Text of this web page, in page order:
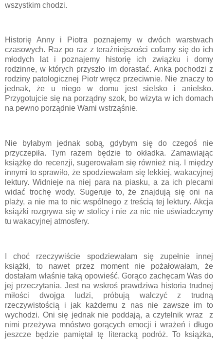
wszystkim chodzi.
Historię Anny i Piotra poznajemy w dwóch warstwach
czasowych. Raz po raz z teraźniejszości cofamy się do ich
młodych lat i poznajemy historię ich związku i domy
rodzinne, w których przyszło im dorastać. Anka pochodzi z
rodziny patologicznej Piotr wręcz przeciwnie. Nie znaczy to
jednak, że u niego w domu jest sielsko i anielsko.
Przygotujcie się na porządny szok, bo wizyta w ich domach
na pewno porządnie Wami wstrząśnie.
Nie byłabym jednak sobą, gdybym się do czegoś nie
przyczepiła. Tym razem będzie to okładka. Zamawiając
książkę do recenzji, sugerowałam się również nią. I między
innymi to sprawiło, że spodziewałam się lekkiej, wakacyjnej
lektury. Widnieje na niej para na piasku, a za ich plecami
widać trochę wody. Sugeruje to, że znajdują się oni na
plaży, a nie ma to nic wspólnego z treścią tej lektury. Akcja
książki rozgrywa się w stolicy i nie za nic nie uświadczymy
tu wakacyjnej atmosfery.
I choć rzeczywiście spodziewałam się zupełnie innej
książki, to nawet przez moment nie pożałowałam, że
dostałam właśnie taką opowieść. Gorąco zachęcam Was do
jej przeczytania. Jest na wskroś prawdziwa historia trudnej
miłości dwojga ludzi, próbują walczyć z trudną
rzeczywistością i jak każdemu z nas nie zawsze im to
wychodzi. Oni się jednak nie poddają, a czytelnik wraz z
nimi przeżywa mnóstwo gorących emocji i wrażeń i długo
jeszcze będzie pamiętał tę literacką podróż. To książka,